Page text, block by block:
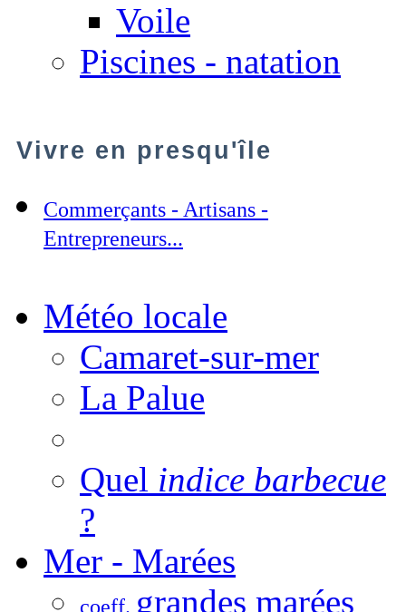
Voile
Piscines - natation
Vivre en presqu'île
Commerçants - Artisans -
Entrepreneurs...
Météo locale
Camaret-sur-mer
La Palue
Quel indice barbecue
?
Mer - Marées
coeff. grandes marées